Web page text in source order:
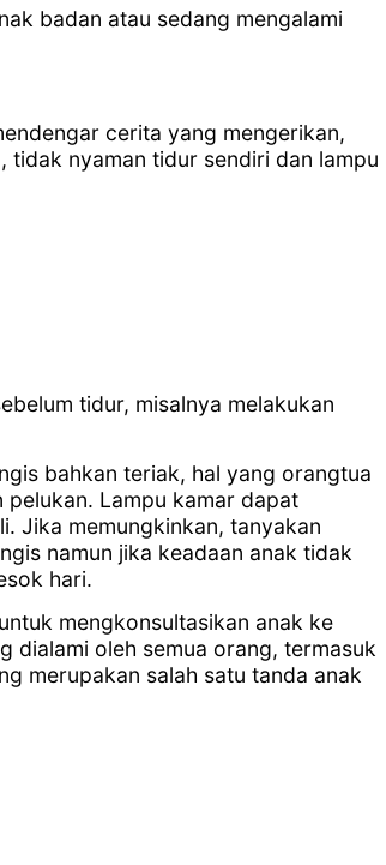
badan atau sedang mengalami
cerita yang mengerikan,
tidak nyaman tidur sendiri dan lampu
tidur, misalnya melakukan
bahkan teriak, hal yang orangtua
Lampu kamar dapat
Jika memungkinkan, tanyakan
namun jika keadaan anak tidak
hari.
mengkonsultasikan anak ke
dialami oleh semua orang, termasuk
merupakan salah satu tanda anak